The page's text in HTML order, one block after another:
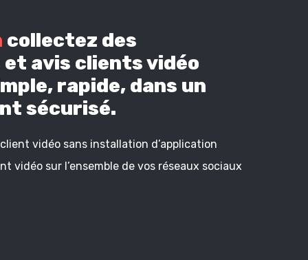
collectez des
et avis clients vidéo
rapide, dans un
sécurisé.
vidéo sans installation d’application
vidéo sur l’ensemble de vos réseaux sociaux